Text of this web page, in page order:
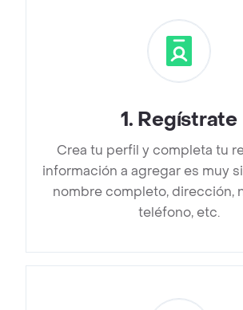
1. Regístrate
Crea tu perfil y completa tu
información a agregar es muy
nombre completo, dirección,
teléfono, etc.